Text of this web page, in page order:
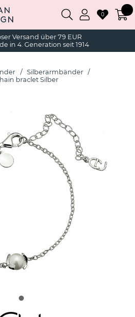
Versand über 79 EUR
in 4. Generation seit 1914
0
Silberarmbänder
braclet Silber